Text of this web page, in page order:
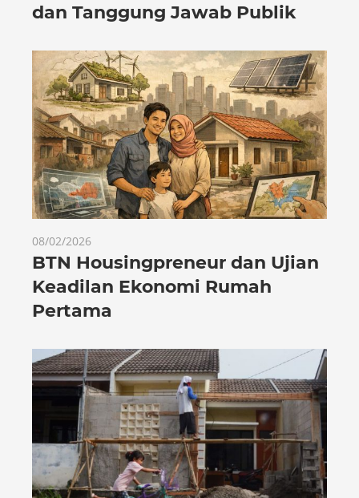
dan Tanggung Jawab Publik
08/02/2026
BTN Housingpreneur dan Ujian
Keadilan Ekonomi Rumah
Pertama